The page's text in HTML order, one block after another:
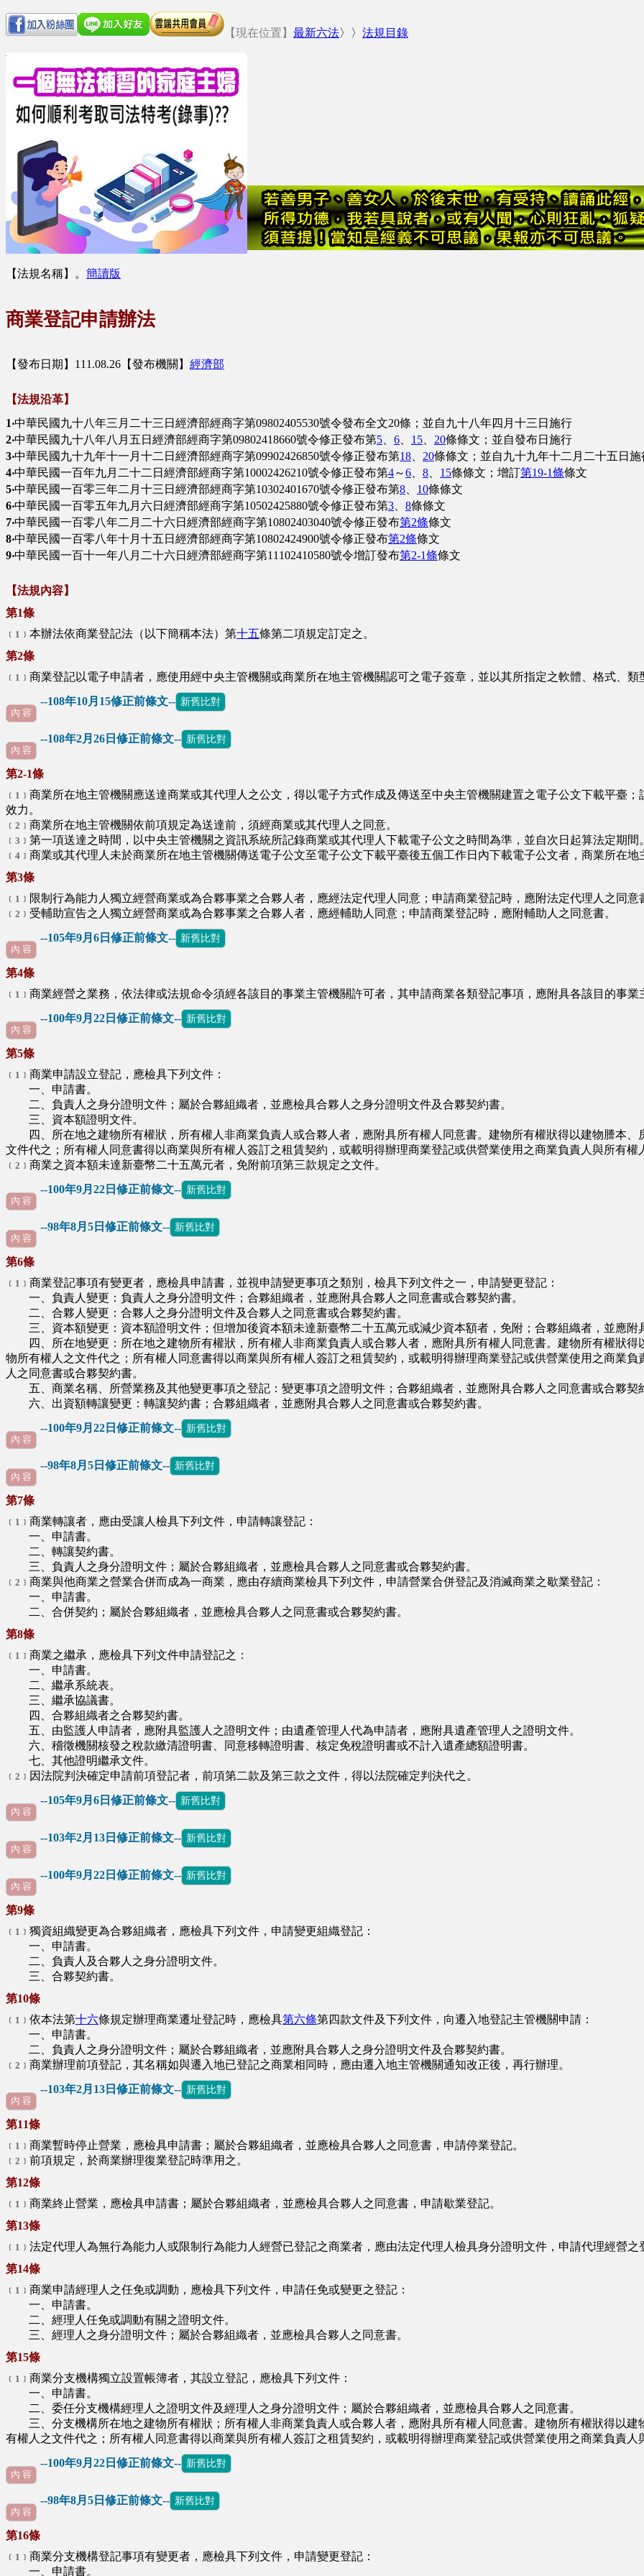
【現在位置】 最新六法〉〉 法規目錄
【法規名稱】 。 簡讀版
商業登記申請辦法
【發布日期】111.08.26【發布機關】 經濟部
【法規沿革】
1‧中華民國九十八年三月二十三日經濟部經商字第09802405530號令發布全文20條；並自九十八年四月十三日施行
2‧中華民國九十八年八月五日經濟部經商字第09802418660號令修正發布第5 6 15 20條條文；並自發布日施行
3‧中華民國九十九年十一月十二日經濟部經商字第09902426850號令修正發布第18 20條條文；並自九十九年十二月二十五日施
4‧中華民國一百年九月二十二日經濟部經商字第10002426210號令修正發布第4～6 8 15條條文；增訂第19-1條條文
5‧中華民國一百零三年二月十三日經濟部經商字第10302401670號令修正發布第8 10條條文
6‧中華民國一百零五年九月六日經濟部經商字第10502425880號令修正發布第3 8條條文
7‧中華民國一百零八年二月二十六日經濟部經商字第10802403040號令修正發布第2條條文
8‧中華民國一百零八年十月十五日經濟部經商字第10802424900號令修正發布第2條條文
9‧中華民國一百十一年八月二十六日經濟部經商字第11102410580號令增訂發布第2-1條條文
【法規內容】
第1條
﹝1﹞ 本辦法依商業登記法（以下簡稱本法）第十五條第二項規定訂定之。
第2條
﹝1﹞ 商業登記以電子申請者，應使用經中央主管機關或商業所在地主管機關認可之電子簽章，並以其所指定之軟體、格式、
--108年10月15修正前條文-- 新舊比對
內 容
--108年2月26日修正前條文-- 新舊比對
內 容
第2-1條
﹝1﹞ 商業所在地主管機關應送達商業或其代理人之公文，得以電子方式作成及傳送至中央主管機關建置之電子公文下載平臺
效力。
﹝2﹞ 商業所在地主管機關依前項規定為送達前，須經商業或其代理人之同意。
﹝3﹞ 第一項送達之時間，以中央主管機關之資訊系統所記錄商業或其代理人下載電子公文之時間為準，並自次日起算法定期間
﹝4﹞ 商業或其代理人未於商業所在地主管機關傳送電子公文至電子公文下載平臺後五個工作日內下載電子公文者，商業所在
第3條
﹝1﹞ 限制行為能力人獨立經營商業或為合夥事業之合夥人者，應經法定代理人同意；申請商業登記時，應附法定代理人之同意
﹝2﹞ 受輔助宣告之人獨立經營商業或為合夥事業之合夥人者，應經輔助人同意；申請商業登記時，應附輔助人之同意書。
--105年9月6日修正前條文-- 新舊比對
內 容
第4條
﹝1﹞ 商業經營之業務，依法律或法規命令須經各該目的事業主管機關許可者，其申請商業各類登記事項，應附具各該目的事業
--100年9月22日修正前條文-- 新舊比對
內 容
第5條
﹝1﹞ 商業申請設立登記，應檢具下列文件：
一、申請書。
二、負責人之身分證明文件；屬於合夥組織者，並應檢具合夥人之身分證明文件及合夥契約書。
三、資本額證明文件。
四、所在地之建物所有權狀，所有權人非商業負責人或合夥人者，應附具所有權人同意書。建物所有權狀得以建物謄本、
文件代之；所有權人同意書得以商業與所有權人簽訂之租賃契約，或載明得辦理商業登記或供營業使用之商業負責人與所有權
﹝2﹞ 商業之資本額未達新臺幣二十五萬元者，免附前項第三款規定之文件。
--100年9月22日修正前條文-- 新舊比對
內 容
--98年8月5日修正前條文-- 新舊比對
內 容
第6條
﹝1﹞ 商業登記事項有變更者，應檢具申請書，並視申請變更事項之類別，檢具下列文件之一，申請變更登記：
一、負責人變更：負責人之身分證明文件；合夥組織者，並應附具合夥人之同意書或合夥契約書。
二、合夥人變更：合夥人之身分證明文件及合夥人之同意書或合夥契約書。
三、資本額變更：資本額證明文件；但增加後資本額未達新臺幣二十五萬元或減少資本額者，免附；合夥組織者，並應附
四、所在地變更：所在地之建物所有權狀，所有權人非商業負責人或合夥人者，應附具所有權人同意書。建物所有權狀得
物所有權人之文件代之；所有權人同意書得以商業與所有權人簽訂之租賃契約，或載明得辦理商業登記或供營業使用之商業
人之同意書或合夥契約書。
五、商業名稱、所營業務及其他變更事項之登記：變更事項之證明文件；合夥組織者，並應附具合夥人之同意書或合夥契
六、出資額轉讓變更：轉讓契約書；合夥組織者，並應附具合夥人之同意書或合夥契約書。
--100年9月22日修正前條文-- 新舊比對
內 容
--98年8月5日修正前條文-- 新舊比對
內 容
第7條
﹝1﹞ 商業轉讓者，應由受讓人檢具下列文件，申請轉讓登記：
一、申請書。
二、轉讓契約書。
三、負責人之身分證明文件；屬於合夥組織者，並應檢具合夥人之同意書或合夥契約書。
﹝2﹞ 商業與他商業之營業合併而成為一商業，應由存續商業檢具下列文件，申請營業合併登記及消滅商業之歇業登記：
一、申請書。
二、合併契約；屬於合夥組織者，並應檢具合夥人之同意書或合夥契約書。
第8條
﹝1﹞ 商業之繼承，應檢具下列文件申請登記之：
一、申請書。
二、繼承系統表。
三、繼承協議書。
四、合夥組織者之合夥契約書。
五、由監護人申請者，應附具監護人之證明文件；由遺產管理人代為申請者，應附具遺產管理人之證明文件。
六、稽徵機關核發之稅款繳清證明書、同意移轉證明書、核定免稅證明書或不計入遺產總額證明書。
七、其他證明繼承文件。
﹝2﹞ 因法院判決確定申請前項登記者，前項第二款及第三款之文件，得以法院確定判決代之。
--105年9月6日修正前條文-- 新舊比對
內 容
--103年2月13日修正前條文-- 新舊比對
內 容
--100年9月22日修正前條文-- 新舊比對
內 容
第9條
﹝1﹞ 獨資組織變更為合夥組織者，應檢具下列文件，申請變更組織登記：
一、申請書。
二、負責人及合夥人之身分證明文件。
三、合夥契約書。
第10條
﹝1﹞ 依本法第十六條規定辦理商業遷址登記時，應檢具第六條第四款文件及下列文件，向遷入地登記主管機關申請：
一、申請書。
二、負責人之身分證明文件；屬於合夥組織者，並應附具合夥人之身分證明文件及合夥契約書。
﹝2﹞ 商業辦理前項登記，其名稱如與遷入地已登記之商業相同時，應由遷入地主管機關通知改正後，再行辦理。
--103年2月13日修正前條文-- 新舊比對
內 容
第11條
﹝1﹞ 商業暫時停止營業，應檢具申請書；屬於合夥組織者，並應檢具合夥人之同意書，申請停業登記。
﹝2﹞ 前項規定，於商業辦理復業登記時準用之。
第12條
﹝1﹞ 商業終止營業，應檢具申請書；屬於合夥組織者，並應檢具合夥人之同意書，申請歇業登記。
第13條
﹝1﹞ 法定代理人為無行為能力人或限制行為能力人經營已登記之商業者，應由法定代理人檢具身分證明文件，申請代理經營之
第14條
﹝1﹞ 商業申請經理人之任免或調動，應檢具下列文件，申請任免或變更之登記：
一、申請書。
二、經理人任免或調動有關之證明文件。
三、經理人之身分證明文件；屬於合夥組織者，並應檢具合夥人之同意書。
第15條
﹝1﹞ 商業分支機構獨立設置帳簿者，其設立登記，應檢具下列文件：
一、申請書。
二、委任分支機構經理人之證明文件及經理人之身分證明文件；屬於合夥組織者，並應檢具合夥人之同意書。
三、分支機構所在地之建物所有權狀；所有權人非商業負責人或合夥人者，應附具所有權人同意書。建物所有權狀得以建
有權人之文件代之；所有權人同意書得以商業與所有權人簽訂之租賃契約，或載明得辦理商業登記或供營業使用之商業負責人
--100年9月22日修正前條文-- 新舊比對
內 容
--98年8月5日修正前條文-- 新舊比對
內 容
第16條
﹝1﹞ 商業分支機構登記事項有變更者，應檢具下列文件，申請變更登記：
一、申請書。